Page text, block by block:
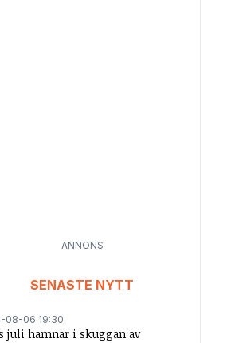
ANNONS
SENASTE NYTT
08-06 19:30
juli hamnar i skuggan av